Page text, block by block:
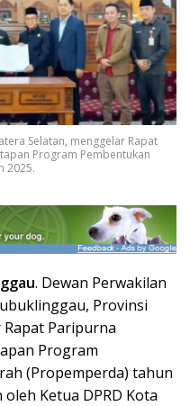
Selatan, menggelar Rapat
Program Pembentukan
2025.
. Dewan Perwakilan
Provinsi
Paripurna
Program
(Propemperda) tahun
Ketua DPRD Kota